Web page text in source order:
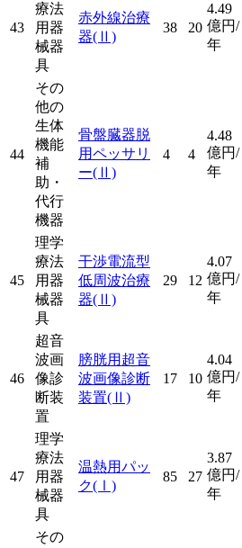
43
療法
用器
械器
具
赤外線治療
器(Ⅱ)
38 20
4.49
億円/
年
44
その
他の
生体
機能
補
助・
代行
機器
骨盤臓器脱
用ペッサリ
ー(Ⅱ)
4 4
4.48
億円/
年
45
理学
療法
用器
械器
具
干渉電流型
低周波治療
器(Ⅱ)
29 12
4.07
億円/
年
46
超音
波画
像診
断装
置
膀胱用超音
波画像診断
装置(Ⅱ)
17 10
4.04
億円/
年
47
理学
療法
用器
械器
具
温熱用パッ
ク(Ⅰ)
85 27
3.87
億円/
年
その